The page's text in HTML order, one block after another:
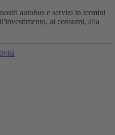
autobus e servizi in termini
ai consumi, alla